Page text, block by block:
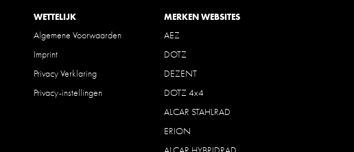
WETTELIJK
Algemene Voorwaarden
Imprint
Privacy Verklaring
Privacy-instellingen
MERKEN WEBSITES
AEZ
DOTZ
DEZENT
DOTZ 4x4
ALCAR STAHLRAD
ERION